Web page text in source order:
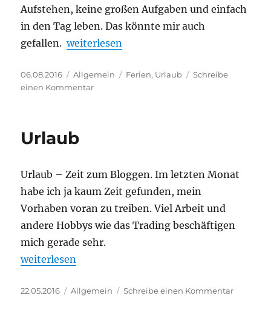
Aufstehen, keine großen Aufgaben und einfach
in den Tag leben. Das könnte mir auch
gefallen.„Sommerferien – viel zu wenig Zeit“
weiterlesen
Veröffentlicht
am
06.08.2016 Kategorien
Allgemein Schlagwörter
Ferien, Urlaub
Schreibe
einen Kommentarzu
Urlaub
Urlaub – Zeit zum Bloggen. Im letzten Monat
habe ich ja kaum Zeit gefunden, mein
Vorhaben voran zu treiben. Viel Arbeit und
andere Hobbys wie das Trading beschäftigen
mich gerade sehr.
„Urlaub“
weiterlesen
Veröffentlicht
22.05.2016 Kategorien
Allgemein Schreibe einen Kommentarzu